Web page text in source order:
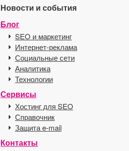
Новости и события
Блог
SEO и маркетинг
Интернет-реклама
Социальные сети
Аналитика
Технологии
Сервисы
Хостинг для SEO
Справочник
Защита e-mail
Контакты